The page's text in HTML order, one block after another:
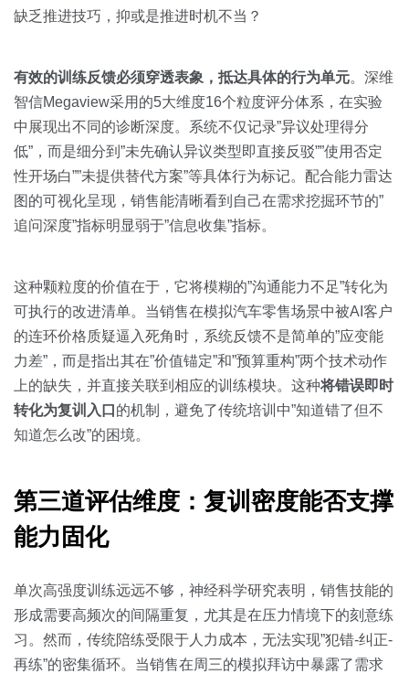
缺乏推进技巧，抑或是推进时机不当？
有效的训练反馈必须穿透表象，抵达具体的行为单元。深维
智信Megaview采用的5大维度16个粒度评分体系，在实验
中展现出不同的诊断深度。系统不仅记录”异议处理得分
低”，而是细分到”未先确认异议类型即直接反驳””使用否定
性开场白””未提供替代方案”等具体行为标记。配合能力雷达
图的可视化呈现，销售能清晰看到自己在需求挖掘环节的”
追问深度”指标明显弱于”信息收集”指标。
这种颗粒度的价值在于，它将模糊的”沟通能力不足”转化为
可执行的改进清单。当销售在模拟汽车零售场景中被AI客户
的连环价格质疑逼入死角时，系统反馈不是简单的”应变能
力差”，而是指出其在”价值锚定”和”预算重构”两个技术动作
上的缺失，并直接关联到相应的训练模块。这种将错误即时
转化为复训入口 的机制，避免了传统培训中”知道错了但不
知道怎么改”的困境。
第三道评估维度：复训密度能否支撑
能力固化
单次高强度训练远远不够，神经科学研究表明，销售技能的
形成需要高频次的间隔重复，尤其是在压力情境下的刻意练
习。然而，传统陪练受限于人力成本，无法实现”犯错-纠正-
再练”的密集循环。当销售在周三的模拟拜访中暴露了需求